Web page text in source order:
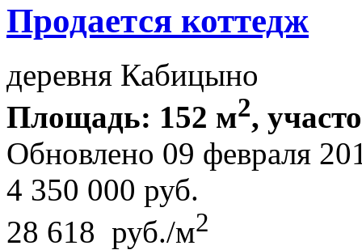
Продается коттедж
деревня Кабицыно
Площадь: 152 м2,
Обновлено 09 февраля
4 350 000 руб.
28 618 руб./м2